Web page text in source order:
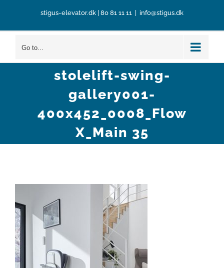
content
stigus-elevator.dk 80 81 11 11 info@stigus.dk
Go to...
stolelift-swing-
gallery001-
400x452_0008_Flow
X_Main 35